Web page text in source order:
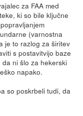
za FAA med
ki so bile ključne
(varnostna
je to razlog za širitev
s postavitvijo baze
ni šlo za hekerski
napako.
so poskrbeli tudi, da